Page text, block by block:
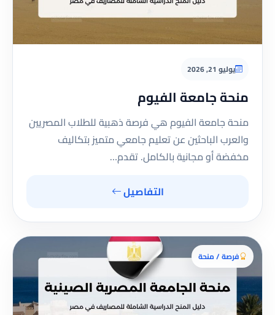
يوليو 21, 2026
منحة جامعة الفيوم
منحة جامعة الفيوم هي فرصة ذهبية للطلاب المصريين
والعرب الباحثين عن تعليم جامعي متميز بتكاليف
مخفضة أو مجانية بالكامل. تقدم…
التفاصيل
فرصة / منحة